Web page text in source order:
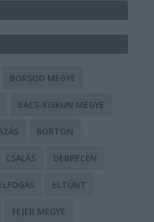
BORSOD MEGYE
BÁCS-KISKUN MEGYE
BÖRTÖN
CSALÁS DEBRECEN
ELTŰNT
FEJÉR MEGYE